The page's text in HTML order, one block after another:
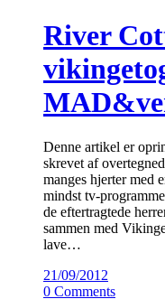
River
Denne artikel er
skrevet af
manges hjerter med
mindst tv-
de eftertragtede
sammen med
lave…
21/09/2012
0 Comments